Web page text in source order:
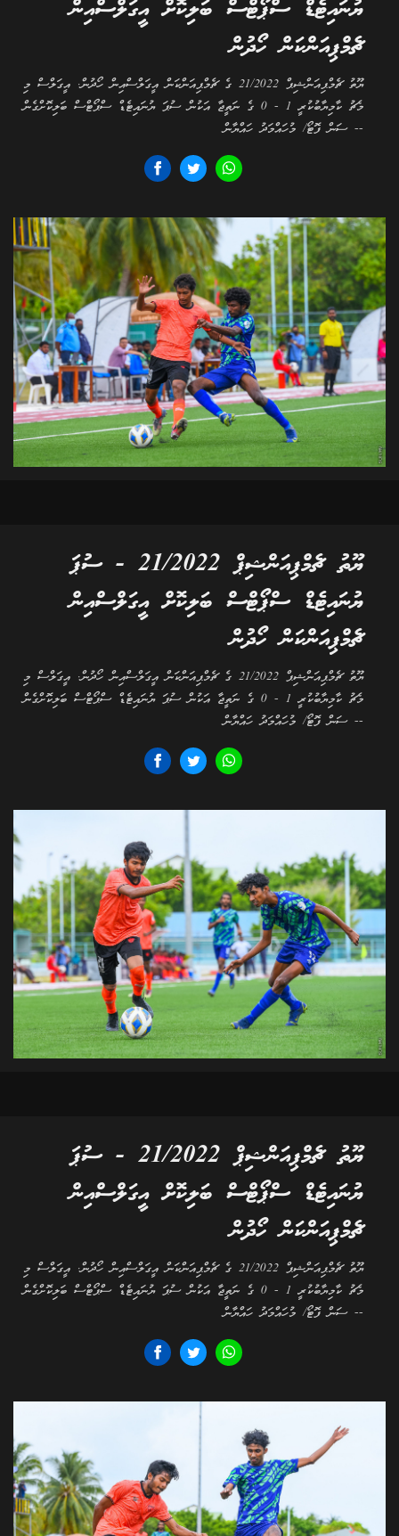
ޔުނައިޓެޑް ސްޕޯޓްސް ބަލިކޮށް އީގަލްސްއިން
ޗެމްޕިއަންކަން ހޯދުން
ޔޫތު ޗެމްޕިއަންޝިޕް 21/2022 ގެ ޗެމްޕިއަންކަން އީގަލްސްއިން ހޯދުން. އީގަލްސް މި
މެޗު ކާމިޔާބުކުރީ 1 - 0 ގެ ނަތީޖާ އަކުން ސުޕަ ޔުނައިޓެޑް ސްޕޯޓްސް ބަލިކޮށްގެން
-- ސަން ފޮޓޯ/ މުހައްމަދު ހައްޔާން
ޔޫތު ޗެމްޕިއަންޝިޕް 21/2022 - ސުޕަ
ޔުނައިޓެޑް ސްޕޯޓްސް ބަލިކޮށް އީގަލްސްއިން
ޗެމްޕިއަންކަން ހޯދުން
ޔޫތު ޗެމްޕިއަންޝިޕް 21/2022 ގެ ޗެމްޕިއަންކަން އީގަލްސްއިން ހޯދުން. އީގަލްސް މި
މެޗު ކާމިޔާބުކުރީ 1 - 0 ގެ ނަތީޖާ އަކުން ސުޕަ ޔުނައިޓެޑް ސްޕޯޓްސް ބަލިކޮށްގެން
-- ސަން ފޮޓޯ/ މުހައްމަދު ހައްޔާން
ޔޫތު ޗެމްޕިއަންޝިޕް 21/2022 - ސުޕަ
ޔުނައިޓެޑް ސްޕޯޓްސް ބަލިކޮށް އީގަލްސްއިން
ޗެމްޕިއަންކަން ހޯދުން
ޔޫތު ޗެމްޕިއަންޝިޕް 21/2022 ގެ ޗެމްޕިއަންކަން އީގަލްސްއިން ހޯދުން. އީގަލްސް މި
މެޗު ކާމިޔާބުކުރީ 1 - 0 ގެ ނަތީޖާ އަކުން ސުޕަ ޔުނައިޓެޑް ސްޕޯޓްސް ބަލިކޮށްގެން
-- ސަން ފޮޓޯ/ މުހައްމަދު ހައްޔާން